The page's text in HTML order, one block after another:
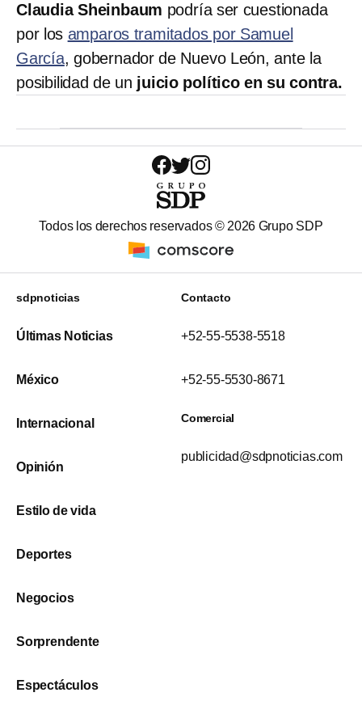
Claudia Sheinbaum podría ser cuestionada
por los amparos tramitados por Samuel
García, gobernador de Nuevo León, ante la
posibilidad de un juicio político en su contra.
Todos los derechos reservados © 2026 Grupo SDP
sdpnoticias
Últimas Noticias
México
Internacional
Opinión
Estilo de vida
Deportes
Negocios
Sorprendente
Espectáculos
Contacto
+52-55-5538-5518
+52-55-5530-8671
Comercial
publicidad@sdpnoticias.com